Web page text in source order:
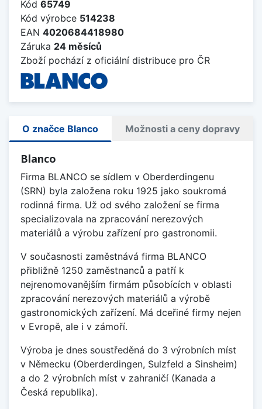
Kód 65749
Kód výrobce 514238
EAN 4020684418980
Záruka 24 měsíců
Zboží pochází z oficiální distribuce pro ČR
O značce Blanco Možnosti a ceny dopravy
Blanco
Firma BLANCO se sídlem v Oberderdingenu
(SRN) byla založena roku 1925 jako soukromá
rodinná firma. Už od svého založení se firma
specializovala na zpracování nerezových
materiálů a výrobu zařízení pro gastronomii.
V současnosti zaměstnává firma BLANCO
přibližně 1250 zaměstnanců a patří k
nejrenomovanějším firmám působících v oblasti
zpracování nerezových materiálů a výrobě
gastronomických zařízení. Má dceřiné firmy nejen
v Evropě, ale i v zámoří.
Výroba je dnes soustředěná do 3 výrobních míst
v Německu (Oberderdingen, Sulzfeld a Sinsheim)
a do 2 výrobních míst v zahraničí (Kanada a
Česká republika).